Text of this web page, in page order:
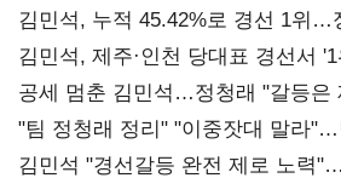
김민석, 누적 45.42%로 경선 1위…
0.86%p(2보)
김민석, 제주·인천 당대표 경선서
공세 멈춘 김민석…정청래 "갈등은
"팀 정청래 정리" "이중잣대 말라
다툼 격화
김민석 "경선갈등 완전 제로 노력